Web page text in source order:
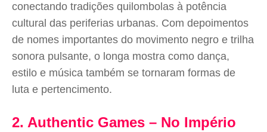
conectando tradições quilombolas à potência
cultural das periferias urbanas. Com depoimentos
de nomes importantes do movimento negro e trilha
sonora pulsante, o longa mostra como dança,
estilo e música também se tornaram formas de
luta e pertencimento.
2. Authentic Games – No Império